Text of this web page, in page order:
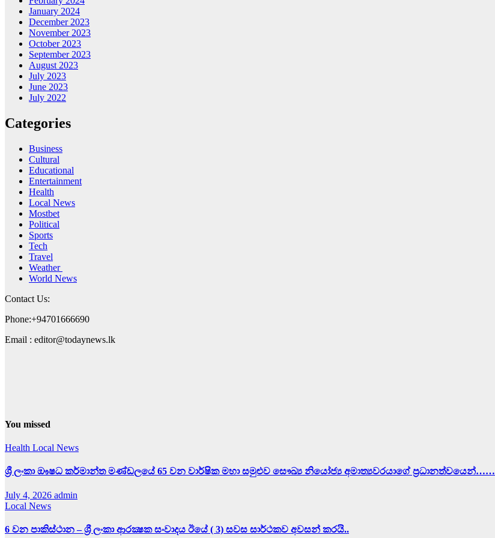
January 2024
December 2023
November 2023
October 2023
September 2023
August 2023
July 2023
June 2023
July 2022
Categories
Business
Cultural
Educational
Entertainment
Health
Local News
Mostbet
Political
Sports
Tech
Travel
Weather
World News
Contact Us:
Phone:+94701666690
Email : editor@todaynews.lk
You missed
Health Local News
ශ්‍රී ලංකා ඖෂධ කර්මාන්ත මණ්ඩලයේ 65 වන වාර්ෂික මහා සමුළුව සෞඛ්‍ය නියෝජ්‍ය අමාත්‍යවරයාගේ ප්‍රධානත්වයෙන්……
July 4, 2026 admin
Local News
6 වන පාකිස්ථාන – ශ්‍රී ලංකා ආරක්‍ෂක සංවාදය ඊයේ ( 3) සවස සාර්ථකව අවසන් කරයි..